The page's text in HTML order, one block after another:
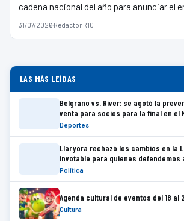
cadena nacional del año para anunciar el
31/07/2026·Redactor R10
LAS MÁS LEÍDAS
Belgrano vs. River: se agotó la
venta para socios para la final en el
Deportes
Llaryora rechazó los cambios en la
invotable para quienes defendemos
Política
Agenda cultural de eventos del 18 al
Cultura